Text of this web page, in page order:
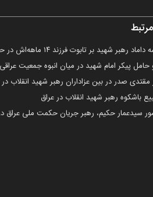
شهید بر تابوت فرزند ۱۴ ماهه‌اش در حرم حضرت عباس
حامل پیکر امام شهید در میان انبوه جمعیت
صدر در بین عزاداران رهبر شهید انقلاب
باشکوه رهبر شهید انقلاب در عراق
حکیم، رهبر جریان حکمت ملی عراق